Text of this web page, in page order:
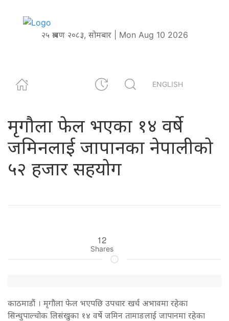
२५ श्रावण २०८३, सोमबार | Mon Aug 10 2026
ENGLISH
मृगौला फेल भएका १४ वर्षे
जमिनलाई जापानका नेपालीको
५२ हजार सहयोग
12
Shares
काठमाडौं । मृगौला फेल भएपछि उपचार खर्च अभावमा रहेका
सिन्धुपाल्चोक लिसंखुका १४ वर्षे जमिन तामाङलाई जापानमा रहेका